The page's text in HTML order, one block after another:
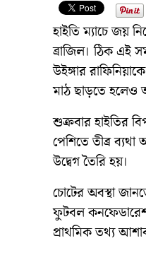
হাইতি ম্যাচে জয়
ব্রাজিল। ঠিক এই
উইঙ্গার
মাঠ ছাড়তে হলেও
শুক্রবার হাইতির
পেশিতে তীব্র
উদ্বেগ তৈরি হয়।
চোটের অবস্থা
ফুটবল
প্রাথমিক তথ্য